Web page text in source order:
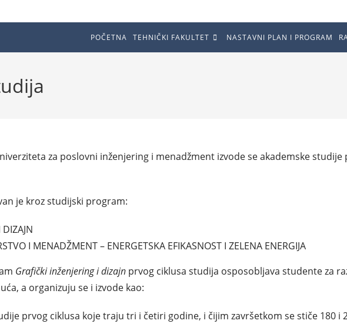
POČETNA TEHNIČKI FAKULTET NASTAVNI PLAN I PROGRAM
za poslovni inženjering i menadžment izvode se akademske studije
je kroz studijski program:
DIZAJN
I MENADŽMENT – ENERGETSKA EFIKASNOST I ZELENA ENERGIJA
Grafički inženjering i dizajn prvog ciklusa studija osposobljava studente za
a organizuju se i izvode kao:
prvog ciklusa koje traju tri i četiri godine, i čijim završetkom se stiče 180 i